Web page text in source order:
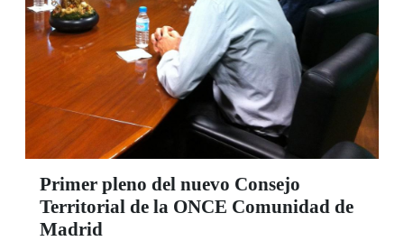
Primer pleno del nuevo Consejo
Territorial de la ONCE Comunidad de
Madrid